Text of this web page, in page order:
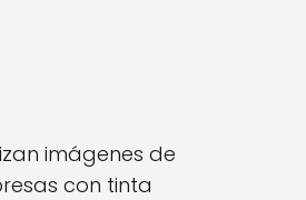
imágenes de
con tinta